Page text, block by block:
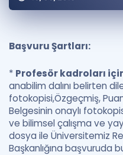
Puan Hesaplama
Kampanyalar
Blog
İngilizce Gramer
Başvuru Şartları:
* Profesör kadroları
anabilim dalını belirten
fotokopisi,Özgeçmiş,
Belgesinin onaylı
ve bilimsel çalışma ve
dosya ile Üniversitemiz
Başkanlığına başvuruda